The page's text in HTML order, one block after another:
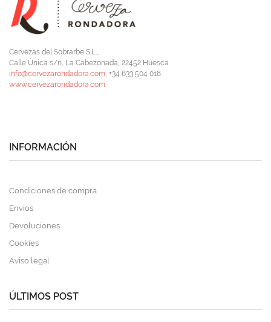
Cervezas del Sobrarbe S.L.,
Calle Única s/n, La Cabezonada, 22452 Huesca.
info@cervezarondadora.com, +34 633 504 018
www.cervezarondadora.com
INFORMACIÓN
Condiciones de compra
Envíos
Devoluciones
Cookies
Aviso legal
ÚLTIMOS POST